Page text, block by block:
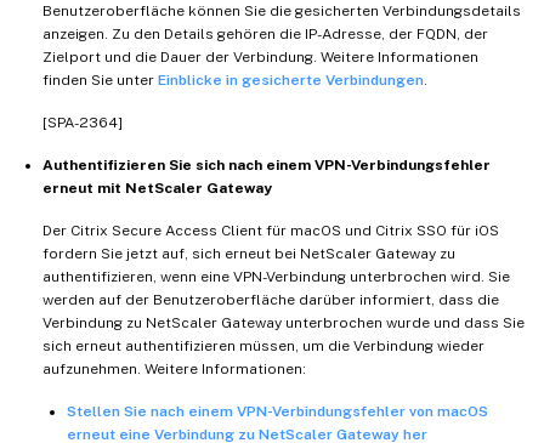
Benutzeroberfläche können Sie die gesicherten Verbindungsdetails
anzeigen. Zu den Details gehören die IP-Adresse, der FQDN, der
Zielport und die Dauer der Verbindung. Weitere Informationen
finden Sie unter Einblicke in gesicherte Verbindungen
[SPA-2364]
Authentifizieren Sie sich nach einem VPN-Verbindungsfehler
erneut mit NetScaler Gateway
Der Citrix Secure Access Client für macOS und Citrix SSO für iOS
fordern Sie jetzt auf, sich erneut bei NetScaler Gateway zu
authentifizieren, wenn eine VPN-Verbindung unterbrochen wird. Sie
werden auf der Benutzeroberfläche darüber informiert, dass die
Verbindung zu NetScaler Gateway unterbrochen wurde und dass Sie
sich erneut authentifizieren müssen, um die Verbindung wieder
aufzunehmen. Weitere Informationen:
Stellen Sie nach einem VPN-Verbindungsfehler von macOS
erneut eine Verbindung zu NetScaler Gateway her